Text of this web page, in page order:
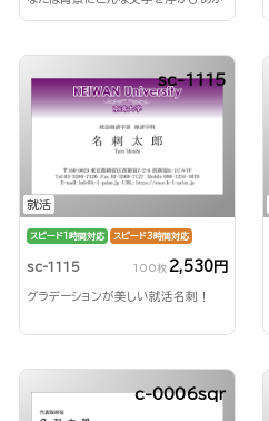
就活
sc-1115
スピード1時間対応 スピード3時間対応
sc-1115 100枚 2,530円
グラデーションが美しい就活名刺！
c-0006sqr